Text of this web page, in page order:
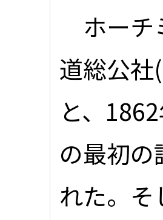
ホーチ
道総公社
と、
の最初
れた。